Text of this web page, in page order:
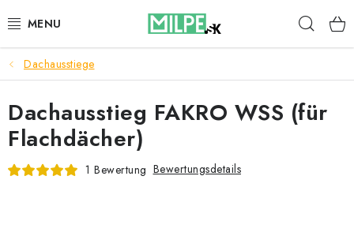
Inhalt
DACHFENSTER
DACHBODENTREPPE
HAUS UND GARTEN
Dachausstiege
Dachausstieg FAKRO WSS (für
Flachdächer)
1 Bewertung Bewertungsdetails